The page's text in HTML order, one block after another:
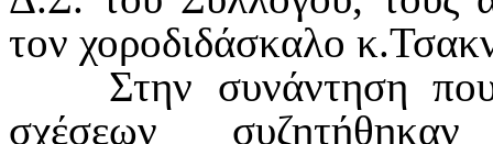
τον χοροδιδάσκαλο
Στην συνάντηση που
σχέσεων συζητήθηκαν